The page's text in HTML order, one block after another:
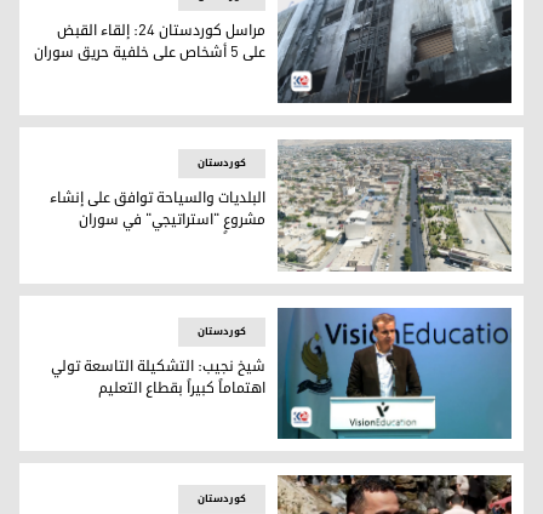
المبنى المحترق
مراسل كوردستان 24: إلقاء القبض
على 5 أشخاص على خلفية حريق سوران
مشهد لقضاء سوران- تعبيرية
کوردستان
البلديات والسياحة توافق على إنشاء
مشروعٍ "استراتيجي" في سوران
هلكورد شيخ نجيب
کوردستان
شيخ نجيب: التشكيلة التاسعة تولي
اهتماماً كبيراً بقطاع التعليم
کوردستان